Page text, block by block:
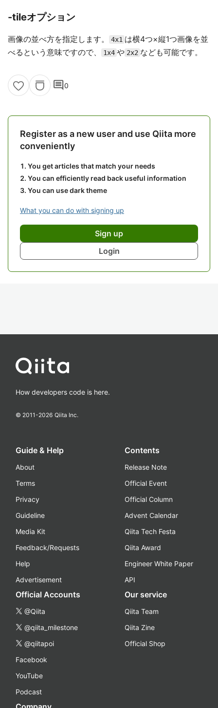
-tileオプション
画像の並べ方を指定します。 4x1 は横4つ×縦1つ画像を並
べるという意味ですので、
1x4 や 2x2 なども可能です。
comment0
Register as a new user and use Qiita more
conveniently
You get articles that match your needs
You can efficiently read back useful information
You can use dark theme
What you can do with signing up
Sign up
Login
How developers code is here.
© 2011-2026 Qiita Inc.
Guide & Help
About
Terms
Privacy
Guideline
Media Kit
Feedback/Requests
Help
Advertisement
Contents
Release Note
Official Event
Official Column
Advent Calendar
Qiita Tech Festa
Qiita Award
Engineer White Paper
API
Official Accounts
@Qiita
@qiita_milestone
@qiitapoi
Facebook
YouTube
Podcast
Our service
Qiita Team
Qiita Zine
Official Shop